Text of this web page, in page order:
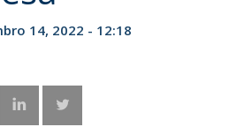
14, 2022 - 12:18